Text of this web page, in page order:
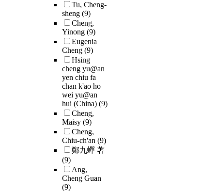
Tu, Cheng-
sheng (9)
Cheng,
Yinong (9)
Eugenia
Cheng (9)
Hsing
cheng yu@an
yen chiu fa
chan k'ao ho
wei yu@an
hui (China) (9)
Cheng,
Maisy (9)
Cheng,
Chiu-ch'an (9)
鄭九蟬 著
(9)
Ang,
Cheng Guan
(9)